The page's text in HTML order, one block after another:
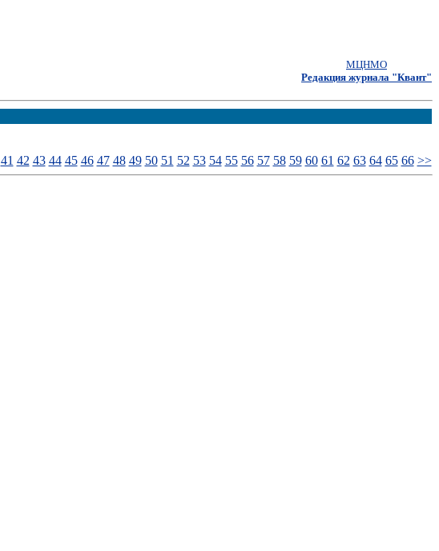
МЦНМО
Редакция журнала "Квант"
41 42 43 44 45 46 47 48 49 50 51 52 53 54 55 56 57 58 59 60 61 62 63 64 65 66 >>